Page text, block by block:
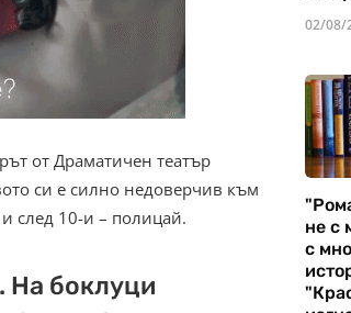
от Драматичен театър
си е силно недоверчив към
след 10-и – полицай.
На боклуци
02/08/
не с
с